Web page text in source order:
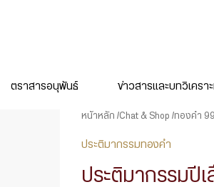
ตราสารอนุพันธ์ ข่าวสารและบทวิเครา
หน้าหลัก Chat & Shop ทองคำ
ประติมากรรมทองคำ
ประติมากรรมปีเ